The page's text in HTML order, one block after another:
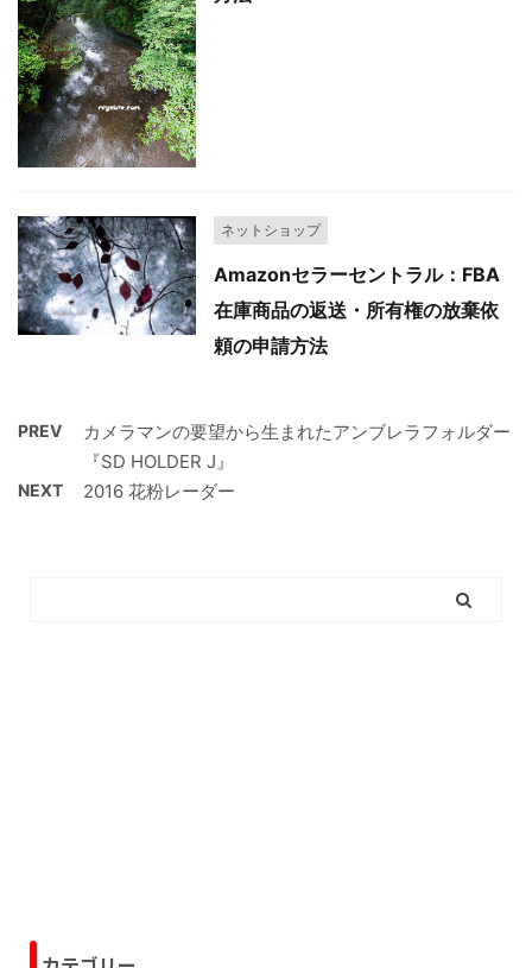
ネットショップ
Amazonセラーセントラル：FBA
在庫商品の返送・所有権の放棄依
頼の申請方法
PREV
カメラマンの要望から生まれたアンブレラフォルダー
『SD HOLDER J』
NEXT 2016 花粉レーダー